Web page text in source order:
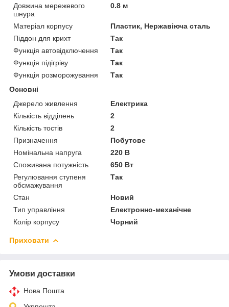
Довжина мережевого
шнура
0.8 м
Матеріал корпусу
Пластик, Нержавіюча сталь
Піддон для крихт
Так
Функція автовідключення
Так
Функція підігріву
Так
Функція розморожування
Так
Основні
Джерело живлення
Електрика
Кількість відділень
2
Кількість тостів
2
Призначення
Побутове
Номінальна напруга
220 В
Споживана потужність
650 Вт
Регулювання ступеня
обсмажування
Так
Стан
Новий
Тип управління
Електронно-механічне
Колір корпусу
Чорний
Приховати
Умови доставки
Нова Пошта